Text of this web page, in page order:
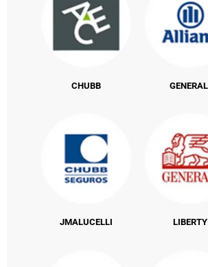
CHUBB
JMALUCELLI LIBERTY